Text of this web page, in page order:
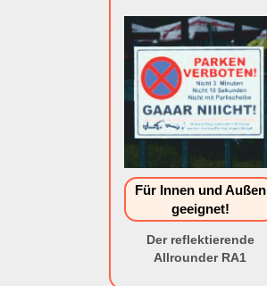
Für Innen und Außen
geeignet!
Der reflektierende
Allrounder RA1